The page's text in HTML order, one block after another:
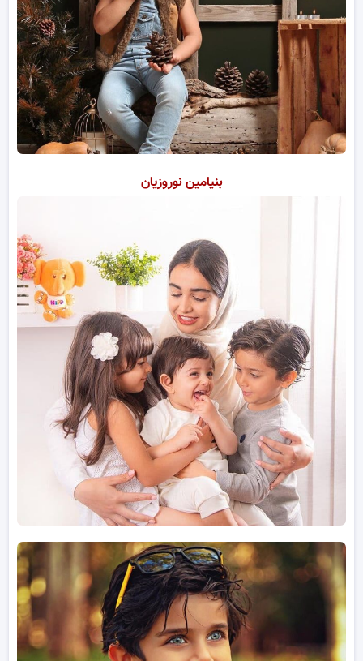
بنیامین نوروزیان